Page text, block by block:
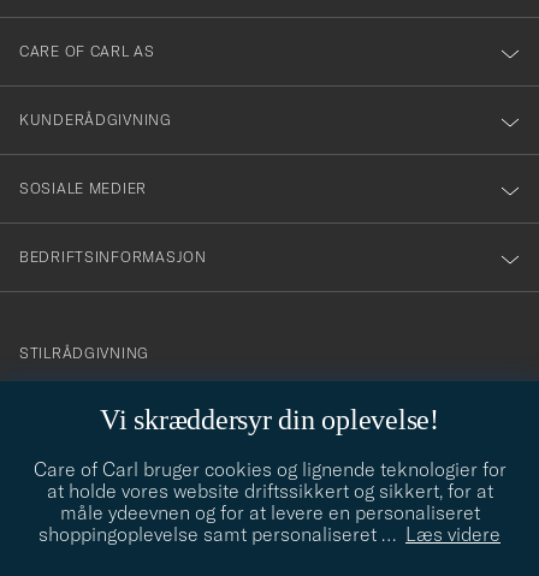
Vi skræddersyr din oplevelse!
Care of Carl bruger cookies og lignende teknologier for
at holde vores website driftssikkert og sikkert, for at
måle ydeevnen og for at levere en personaliseret
shoppingoplevelse samt personaliseret … Læs videre
dig
till
vårt
nyhetsbrev!
CARE OF CARL AS
KUNDERÅDGIVNING
SOSIALE MEDIER
BEDRIFTSINFORMASJON
info@careofcarl.no
STILRÅDGIVNING
STILRÅDGIVNING